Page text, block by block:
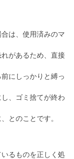
は、使用済みのマ
があるため、直接
にしっかりと縛っ
、ゴミ捨てが終わ
とのことです。
るものを正しく処